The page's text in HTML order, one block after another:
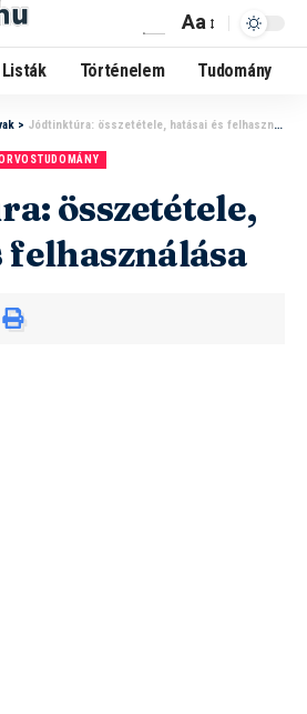
Aa
Listák Történelem Tudomány
> Jódtinktúra: összetétele, hatásai és felhasználása
összetétele,
felhasználása